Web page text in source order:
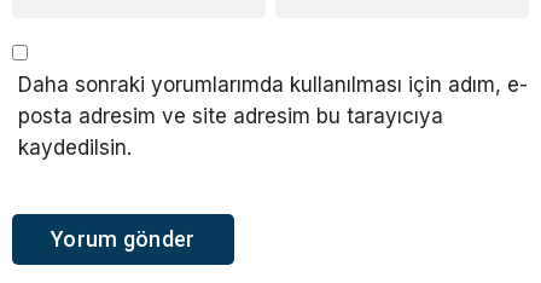
Daha sonraki yorumlarımda kullanılması için adım, e-
posta adresim ve site adresim bu tarayıcıya
kaydedilsin.